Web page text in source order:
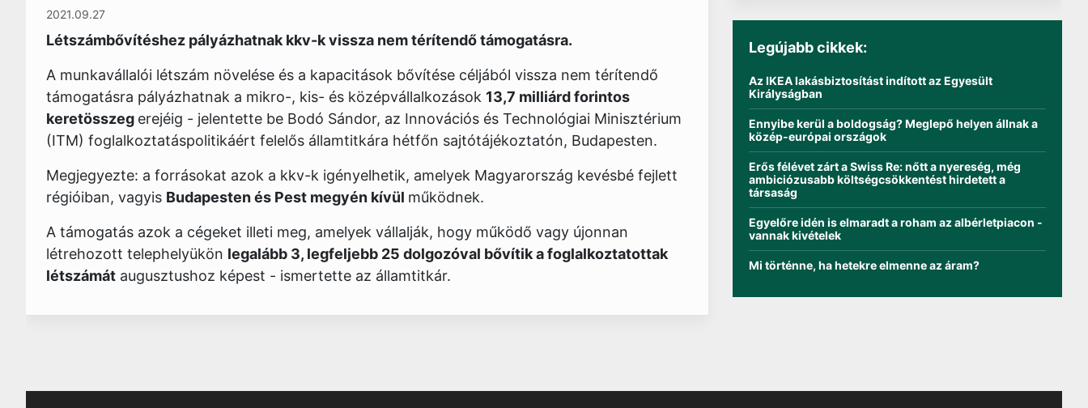
2021.09.27
Létszámbővítéshez pályázhatnak kkv-k vissza nem térítendő támogatásra.
A munkavállalói létszám növelése és a kapacitások bővítése céljából vissza nem térítendő
támogatásra pályázhatnak a mikro-, kis- és középvállalkozások 13,7 milliárd forintos
keretösszeg erejéig - jelentette be Bodó Sándor, az Innovációs és Technológiai Minisztérium
(ITM) foglalkoztatáspolitikáért felelős államtitkára hétfőn sajtótájékoztatón, Budapesten.
Megjegyezte: a forrásokat azok a kkv-k igényelhetik, amelyek Magyarország kevésbé fejlett
régióiban, vagyis Budapesten és Pest megyén kívül működnek.
A támogatás azok a cégeket illeti meg, amelyek vállalják, hogy működő vagy újonnan
létrehozott telephelyükön legalább 3, legfeljebb 25 dolgozóval bővítik a foglalkoztatottak
létszámát augusztushoz képest - ismertette az államtitkár.
Legújabb cikkek:
Az IKEA lakásbiztosítást indított az Egyesült
Királyságban
Ennyibe kerül a boldogság? Meglepő helyen állnak a
közép-európai országok
Erős félévet zárt a Swiss Re: nőtt a nyereség, még
ambiciózusabb költségcsökkentést hirdetett a
társaság
Egyelőre idén is elmaradt a roham az albérletpiacon -
vannak kivételek
Mi történne, ha hetekre elmenne az áram?